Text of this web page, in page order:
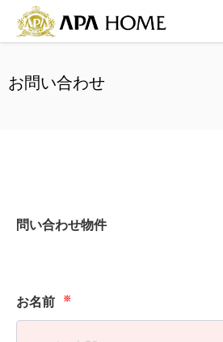
お問い合わせ
問い合わせ物件
お名前 ※